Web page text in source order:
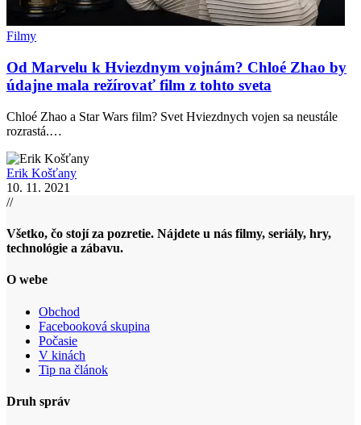
Filmy
Od Marvelu k Hviezdnym vojnám? Chloé Zhao by
údajne mala režírovať film z tohto sveta
Chloé Zhao a Star Wars film? Svet Hviezdnych vojen sa neustále
rozrastá.…
Erik Košťany
10. 11. 2021
//
Všetko, čo stojí za pozretie. Nájdete u nás filmy, seriály, hry,
technológie a zábavu.
O webe
Obchod
Facebooková skupina
Počasie
V kinách
Tip na článok
Druh správ